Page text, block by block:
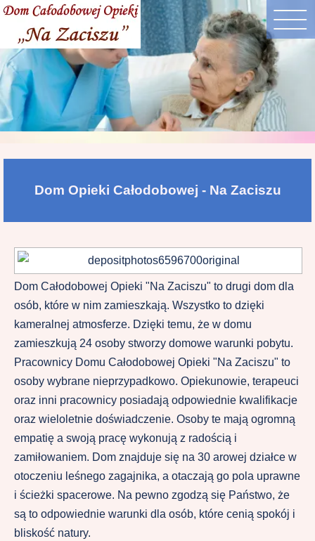
Dom Opieki Całodobowej - Na Zaciszu
Dom Całodobowej Opieki "Na Zaciszu" to drugi dom dla
osób, które w nim zamieszkają. Wszystko to dzięki
kameralnej atmosferze. Dzięki temu, że w domu
zamieszkują 24 osoby stworzy domowe warunki pobytu.
Pracownicy Domu Całodobowej Opieki "Na Zaciszu" to
osoby wybrane nieprzypadkowo. Opiekunowie, terapeuci
oraz inni pracownicy posiadają odpowiednie kwalifikacje
oraz wieloletnie doświadczenie. Osoby te mają ogromną
empatię a swoją pracę wykonują z radością i
zamiłowaniem. Dom znajduje się na 30 arowej działce w
otoczeniu leśnego zagajnika, a otaczają go pola uprawne
i ścieżki spacerowe. Na pewno zgodzą się Państwo, że
są to odpowiednie warunki dla osób, które cenią spokój i
bliskość natury.